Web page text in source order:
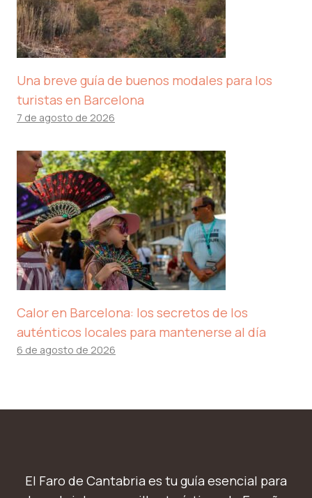
Una breve guía de buenos modales para los
turistas en Barcelona
7 de agosto de 2026
Calor en Barcelona: los secretos de los
auténticos locales para mantenerse al día
6 de agosto de 2026
El Faro de Cantabria es tu guía esencial para